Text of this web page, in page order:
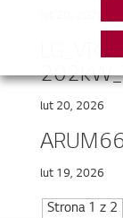
lut 20, 2026
lut 19, 2026
Strona 1 z 2